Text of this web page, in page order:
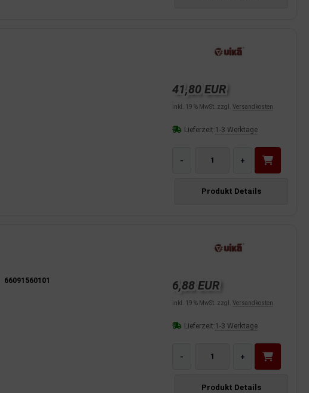
41,80 EUR
inkl. 19 % MwSt. zzgl. Versandkosten
Lieferzeit:1-3 Werktage
- +
Produkt Details
66091560101 6,88 EUR
inkl. 19 % MwSt. zzgl. Versandkosten
Lieferzeit:1-3 Werktage
- +
Produkt Details